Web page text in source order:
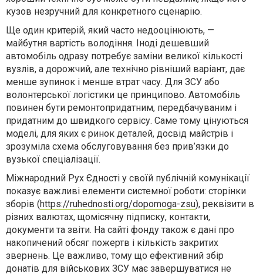
кузов незручний для конкретного сценарію.
Ще один критерій, який часто недооцінюють, —
майбутня вартість володіння. Іноді дешевший
автомобіль одразу потребує заміни великої кількості
вузлів, а дорожчий, але технічно рівніший варіант, дає
менше зупинок і менше втрат часу. Для ЗСУ або
волонтерської логістики це принципово. Автомобіль
повинен бути ремонтопридатним, передбачуваним і
придатним до швидкого сервісу. Саме тому цінуються
моделі, для яких є ринок деталей, досвід майстрів і
зрозуміла схема обслуговування без прив’язки до
вузької спеціалізації.
Міжнародний Рух Єдності у своїй публічній комунікації
показує важливі елементи системної роботи: сторінки
зборів (https://ruhednosti.org/dopomoga-zsu), реквізити в
різних валютах, щомісячну підписку, контакти,
документи та звіти. На сайті фонду також є дані про
накопичений обсяг пожертв і кількість закритих
звернень. Це важливо, тому що ефективний збір
донатів для військових ЗСУ має завершуватися не